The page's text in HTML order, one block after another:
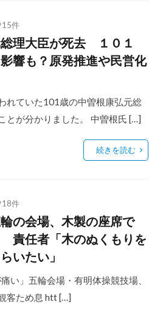
15件
理大臣が死去 １０１
響も？原発推進や民営化
れていた101歳の中曽根康弘元総
とが分かりました。 中曽根氏 […]
続きを読む
18件
の会場、木製の座席で
責任者「木のぬくもりを
いたい」
い」五輪会場・有明体操競技場、
客ため息 htt […]